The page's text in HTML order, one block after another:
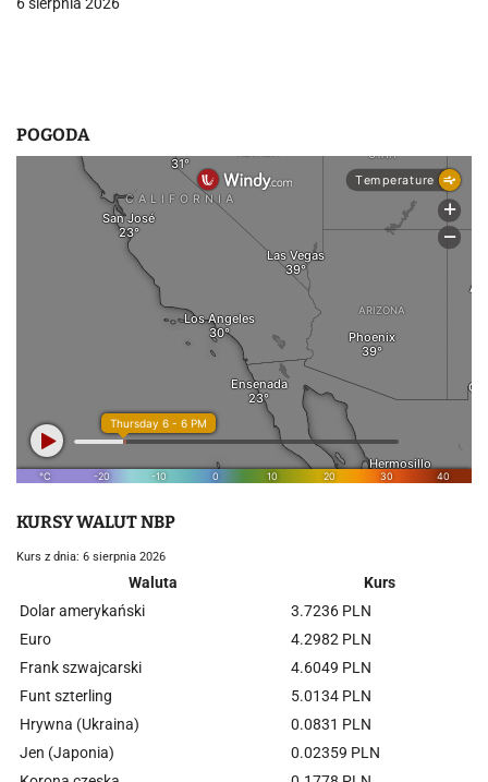
POGODA
KURSY WALUT NBP
Kurs z dnia: 6 sierpnia 2026
Waluta
Kurs
Dolar amerykański
3.7236 PLN
Euro
4.2982 PLN
Frank szwajcarski
4.6049 PLN
Funt szterling
5.0134 PLN
Hrywna (Ukraina)
0.0831 PLN
Jen (Japonia)
0.02359 PLN